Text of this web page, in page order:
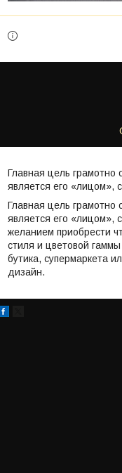
Главная цель
является его «лицом»,
Главная цель
является его «лицом»,
желанием приобрести
стиля и цветовой
бутика, супермаркета
дизайн.